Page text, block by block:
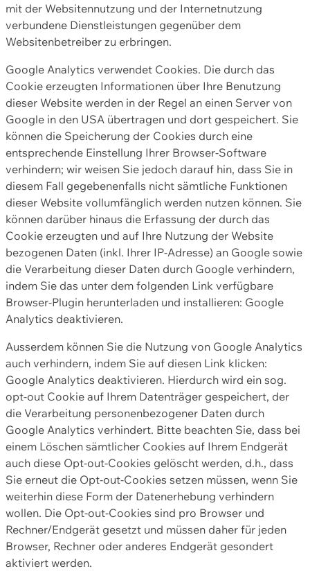
mit der Websitennutzung und der Internetnutzung
verbundene Dienstleistungen gegenüber dem
Websitenbetreiber zu erbringen.
Google Analytics verwendet Cookies. Die durch das
Cookie erzeugten Informationen über Ihre Benutzung
dieser Website werden in der Regel an einen Server von
Google in den USA übertragen und dort gespeichert. Sie
können die Speicherung der Cookies durch eine
entsprechende Einstellung Ihrer Browser-Software
verhindern; wir weisen Sie jedoch darauf hin, dass Sie in
diesem Fall gegebenenfalls nicht sämtliche Funktionen
dieser Website vollumfänglich werden nutzen können. Sie
können darüber hinaus die Erfassung der durch das
Cookie erzeugten und auf Ihre Nutzung der Website
bezogenen Daten (inkl. Ihrer IP-Adresse) an Google sowie
die Verarbeitung dieser Daten durch Google verhindern,
indem Sie das unter dem folgenden Link verfügbare
Browser-Plugin herunterladen und installieren: Google
Analytics deaktivieren.
Ausserdem können Sie die Nutzung von Google Analytics
auch verhindern, indem Sie auf diesen Link klicken:
Google Analytics deaktivieren. Hierdurch wird ein sog.
opt-out Cookie auf Ihrem Datenträger gespeichert, der
die Verarbeitung personenbezogener Daten durch
Google Analytics verhindert. Bitte beachten Sie, dass bei
einem Löschen sämtlicher Cookies auf Ihrem Endgerät
auch diese Opt-out-Cookies gelöscht werden, d.h., dass
Sie erneut die Opt-out-Cookies setzen müssen, wenn Sie
weiterhin diese Form der Datenerhebung verhindern
wollen. Die Opt-out-Cookies sind pro Browser und
Rechner/Endgerät gesetzt und müssen daher für jeden
Browser, Rechner oder anderes Endgerät gesondert
aktiviert werden.